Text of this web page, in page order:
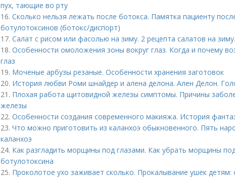
пух, тающие во рту
16. Сколько нельзя лежать после ботокса. Памятка пациенту
ботулотоксинов (ботокс/диспорт)
17. Салат с рисом или фасолью на зиму. 2 рецепта салатов на зиму.
18. Особенности омоложения зоны вокруг глаз. Когда и почему
глаз
19. Моченые арбузы резаные. Особенности хранения заготовок
20. История любви Роми шнайдер и алена делона. Ален Делон.
21. Плохая работа щитовидной железы симптомы. Причины
железы
22. Особенности создания современного макияжа. История
23. Что можно приготовить из каланхоэ обыкновенного. Пять
каланхоэ
24. Как разгладить морщины под глазами. Как убрать морщины
ботулотоксина
25. Проколотое ухо заживает сколько. Прокалывание ушек детям: